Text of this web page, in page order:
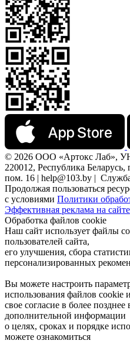
© 2026 ООО «Артокс Лаб»,
220012, Республика
пом. 16 | help@103.by |
Продолжая пользоваться
с условиями Политики
Эффективная реклама на сайте
Обработка файлов cookie
Наш сайт использует файлы
пользователей сайта,
его улучшения, сбора
персонализированных
Вы можете настроить
использования файлов cookie
свое согласие в более
дополнительной информации
о целях, сроках и порядке
можете ознакомиться